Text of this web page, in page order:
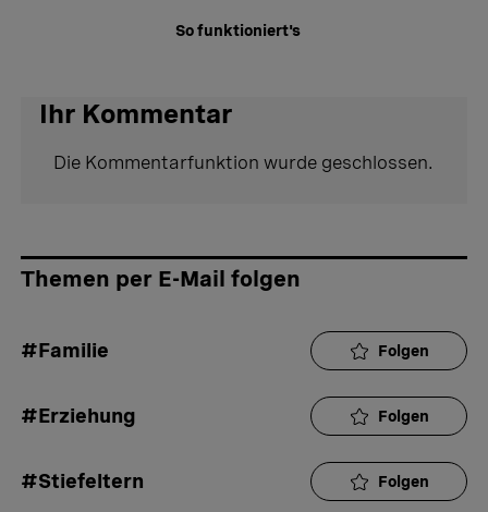
So funktioniert's
Ihr Kommentar
Die Kommentarfunktion wurde geschlossen.
Themen per E-Mail folgen
#Familie Folgen
#Erziehung Folgen
#Stiefeltern Folgen